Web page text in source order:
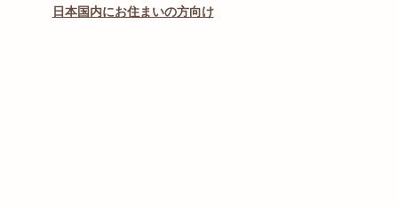
日本国内にお住まいの方向け